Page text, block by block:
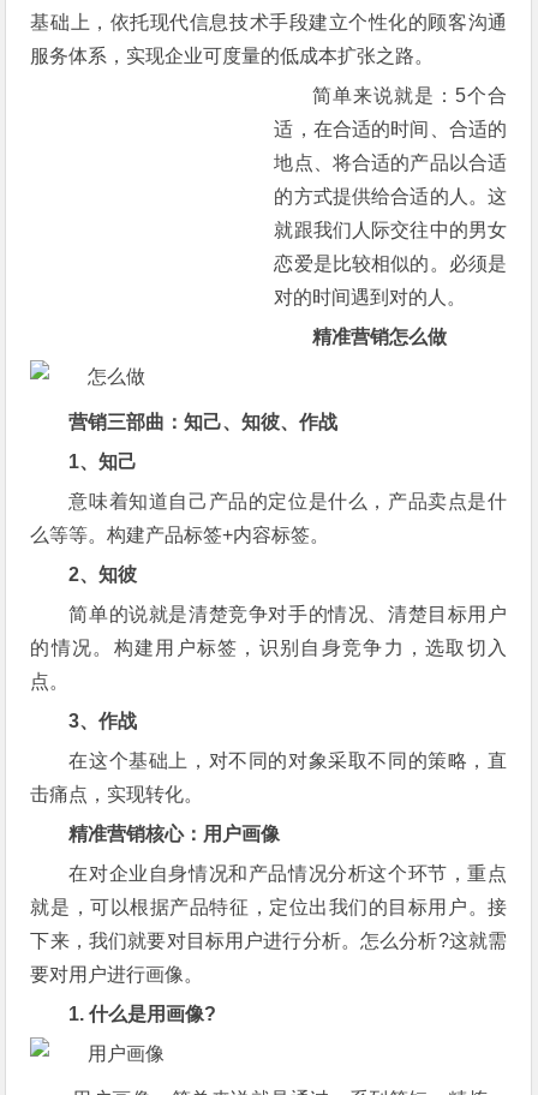
基础上，依托现代信息技术手段建立个性化的顾客沟通
服务体系，实现企业可度量的低成本扩张之路。
简单来说就是：5个合
适，在合适的时间、合适的
地点、将合适的产品以合适
的方式提供给合适的人。这
就跟我们人际交往中的男女
恋爱是比较相似的。必须是
对的时间遇到对的人。
精准营销怎么做
营销三部曲：知己、知彼、作战
1、知己
意味着知道自己产品的定位是什么，产品卖点是什
么等等。构建产品标签+内容标签。
2、知彼
简单的说就是清楚竞争对手的情况、清楚目标用户
的情况。构建用户标签，识别自身竞争力，选取切入
点。
3、作战
在这个基础上，对不同的对象采取不同的策略，直
击痛点，实现转化。
精准营销核心：用户画像
在对企业自身情况和产品情况分析这个环节，重点
就是，可以根据产品特征，定位出我们的目标用户。接
下来，我们就要对目标用户进行分析。怎么分析?这就需
要对用户进行画像。
1. 什么是用画像?